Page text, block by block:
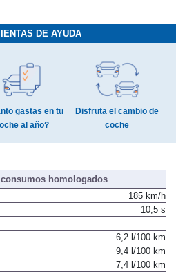
DE AYUDA
gastas en tu
al año?
Disfruta el cambio de
coche
homologados
185 km/h
10,5 s
6,2 l/100 km
9,4 l/100 km
7,4 l/100 km